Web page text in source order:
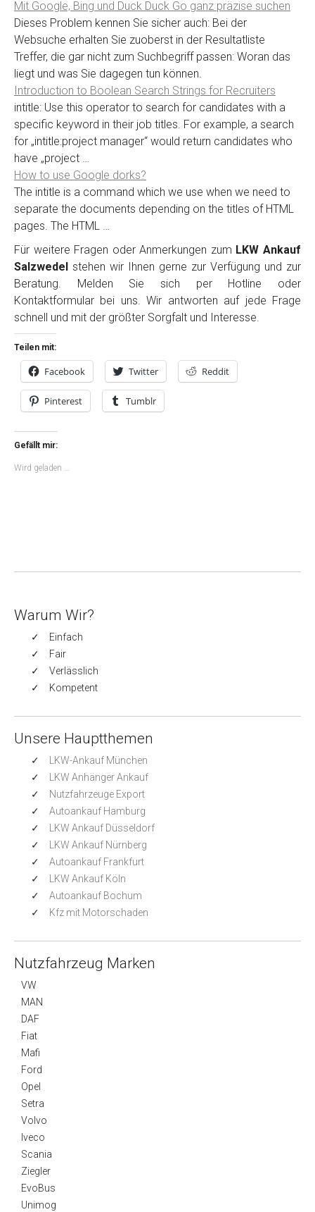
Mit Google, Bing und Duck Duck Go ganz präzise suchen
Dieses Problem kennen Sie sicher auch: Bei der
Websuche erhalten Sie zuoberst in der Resultatliste
Treffer, die gar nicht zum Suchbegriff passen: Woran das
liegt und was Sie dagegen tun können.
Introduction to Boolean Search Strings for Recruiters
intitle: Use this operator to search for candidates with a
specific keyword in their job titles. For example, a search
for „intitle:project manager“ would return candidates who
have „project …
How to use Google dorks?
The intitle is a command which we use when we need to
separate the documents depending on the titles of HTML
pages. The HTML …
Für weitere Fragen oder Anmerkungen zum LKW Ankauf
Salzwedel stehen wir Ihnen gerne zur Verfügung und zur
Beratung. Melden Sie sich per Hotline oder
Kontaktformular bei uns. Wir antworten auf jede Frage
schnell und mit der größter Sorgfalt und Interesse.
Teilen mit:
Facebook Twitter Reddit
Pinterest Tumblr
Gefällt mir:
Wird geladen …
Warum Wir?
Einfach
Fair
Verlässlich
Kompetent
Unsere Hauptthemen
LKW-Ankauf München
LKW Anhänger Ankauf
Nutzfahrzeuge Export
Autoankauf Hamburg
LKW Ankauf Düsseldorf
LKW Ankauf Nürnberg
Autoankauf Frankfurt
LKW Ankauf Köln
Autoankauf Bochum
Kfz mit Motorschaden
Nutzfahrzeug Marken
VW
MAN
DAF
Fiat
Mafi
Ford
Opel
Setra
Volvo
Iveco
Scania
Ziegler
EvoBus
Unimog